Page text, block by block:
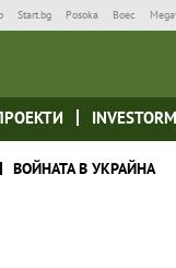
Start.bg Posoka Boec
ВОЙНАТА В УКРАЙНА